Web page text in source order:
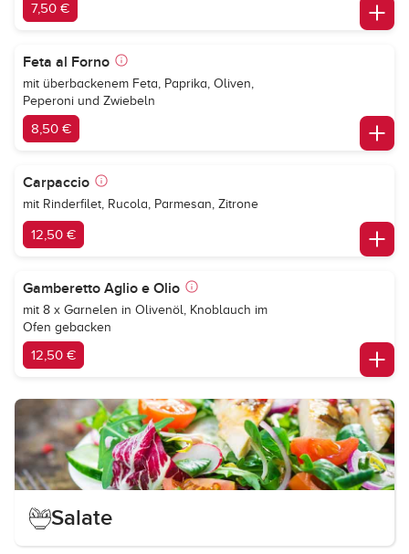
7,50 €
Feta al Forno
mit überbackenem Feta, Paprika, Oliven,
Peperoni und Zwiebeln
8,50 €
Carpaccio
mit Rinderfilet, Rucola, Parmesan, Zitrone
12,50 €
Gamberetto Aglio e Olio
mit 8 x Garnelen in Olivenöl, Knoblauch im
Ofen gebacken
12,50 €
Salate